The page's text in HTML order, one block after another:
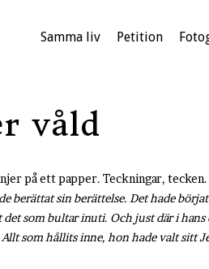
Samma liv Petition
våld
på ett papper. Teckningar,
berättat sin berättelse. Det hade
som bultar inuti. Och just där i hans
som hållits inne, hon hade valt sitt